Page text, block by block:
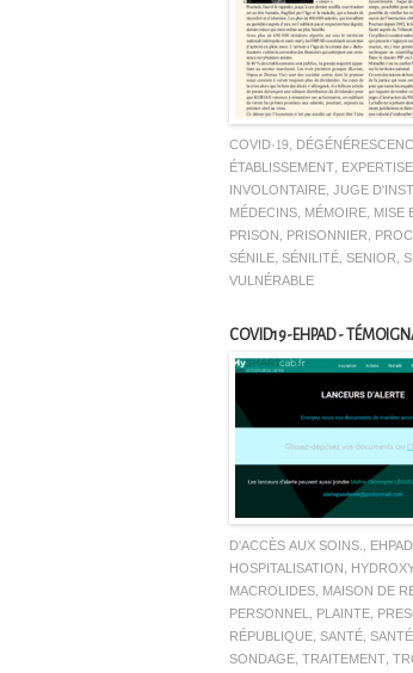
COVID-19,
ÉTABLISSEMENT, EXPERTISE
INVOLONTAIRE, JUGE
MÉDECINS, MÉMOIRE, MISE
PRISON, PRISONNIER,
SÉNILE, SÉNILITÉ, SENIOR,
VULNÉRABLE
COVID19-EHPAD -
D'ACCÈS AUX SOINS., EHPAD
HOSPITALISATION,
MACROLIDES, MAISON DE
PERSONNEL, PLAINTE,
RÉPUBLIQUE, SANTÉ,
SONDAGE, TRAITEMENT,